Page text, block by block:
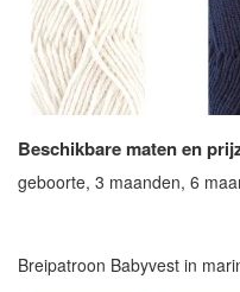
Beschikbare maten en
geboorte, 3 maanden, 6
Breipatroon Babyvest in